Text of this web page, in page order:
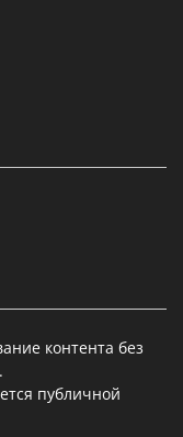
контента без
запрещено.